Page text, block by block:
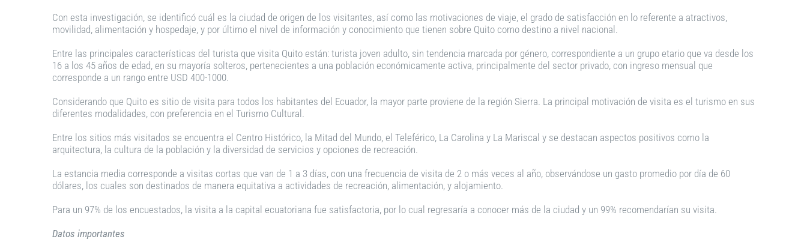
Con esta investigación, se identificó cuál es la ciudad de origen de los visitantes, así como las motivaciones de viaje, el grado de satisfacción en lo referente a atractivos,
movilidad, alimentación y hospedaje, y por último el nivel de información y conocimiento que tienen sobre Quito como destino a nivel nacional.
Entre las principales características del turista que visita Quito están: turista joven adulto, sin tendencia marcada por género, correspondiente a un grupo etario que va desde los
16 a los 45 años de edad, en su mayoría solteros, pertenecientes a una población económicamente activa, principalmente del sector privado, con ingreso mensual que
corresponde a un rango entre USD 400-1000.
Considerando que Quito es sitio de visita para todos los habitantes del Ecuador, la mayor parte proviene de la región Sierra. La principal motivación de visita es el turismo en sus
diferentes modalidades, con preferencia en el Turismo Cultural.
Entre los sitios más visitados se encuentra el Centro Histórico, la Mitad del Mundo, el Teleférico, La Carolina y La Mariscal y se destacan aspectos positivos como la
arquitectura, la cultura de la población y la diversidad de servicios y opciones de recreación.
La estancia media corresponde a visitas cortas que van de 1 a 3 días, con una frecuencia de visita de 2 o más veces al año, observándose un gasto promedio por día de 60
dólares, los cuales son destinados de manera equitativa a actividades de recreación, alimentación, y alojamiento.
Para un 97% de los encuestados, la visita a la capital ecuatoriana fue satisfactoria, por lo cual regresaría a conocer más de la ciudad y un 99% recomendarían su visita.
Datos importantes